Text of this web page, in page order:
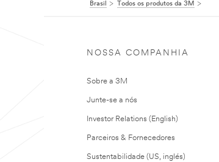
Brasil Todos os produtos da 3M
NOSSA COMPANHIA
Sobre a 3M
Junte-se a nós
Investor Relations (English)
Parceiros & Fornecedores
Sustentabilidade (US, inglés)